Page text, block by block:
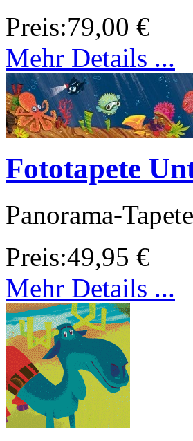
Preis:79,00 €
Mehr Details ...
Fototapete
Panorama-
Preis:49,95 €
Mehr Details ...